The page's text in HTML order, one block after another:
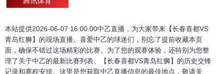
本站提供2026-06-07 16:00:00中乙直播，为大家带来【长春喜都VS
青岛红狮】的现场直播。喜爱中乙的球迷们，别忘了提前收藏本页
面，确保不错过这场精彩的比赛。为了您的观赛体验，还特别为您整
理了关于中乙的最新比赛列表、【长春喜都VS青岛红狮】的历史交锋
记录和赛程安排。这里是您获取中乙直播信息的最佳地点，敬请关